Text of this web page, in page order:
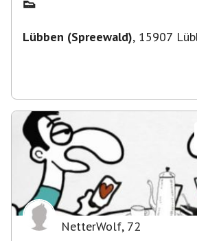
👟
Lübben (Spreewald), 15907
NetterWolf, 72